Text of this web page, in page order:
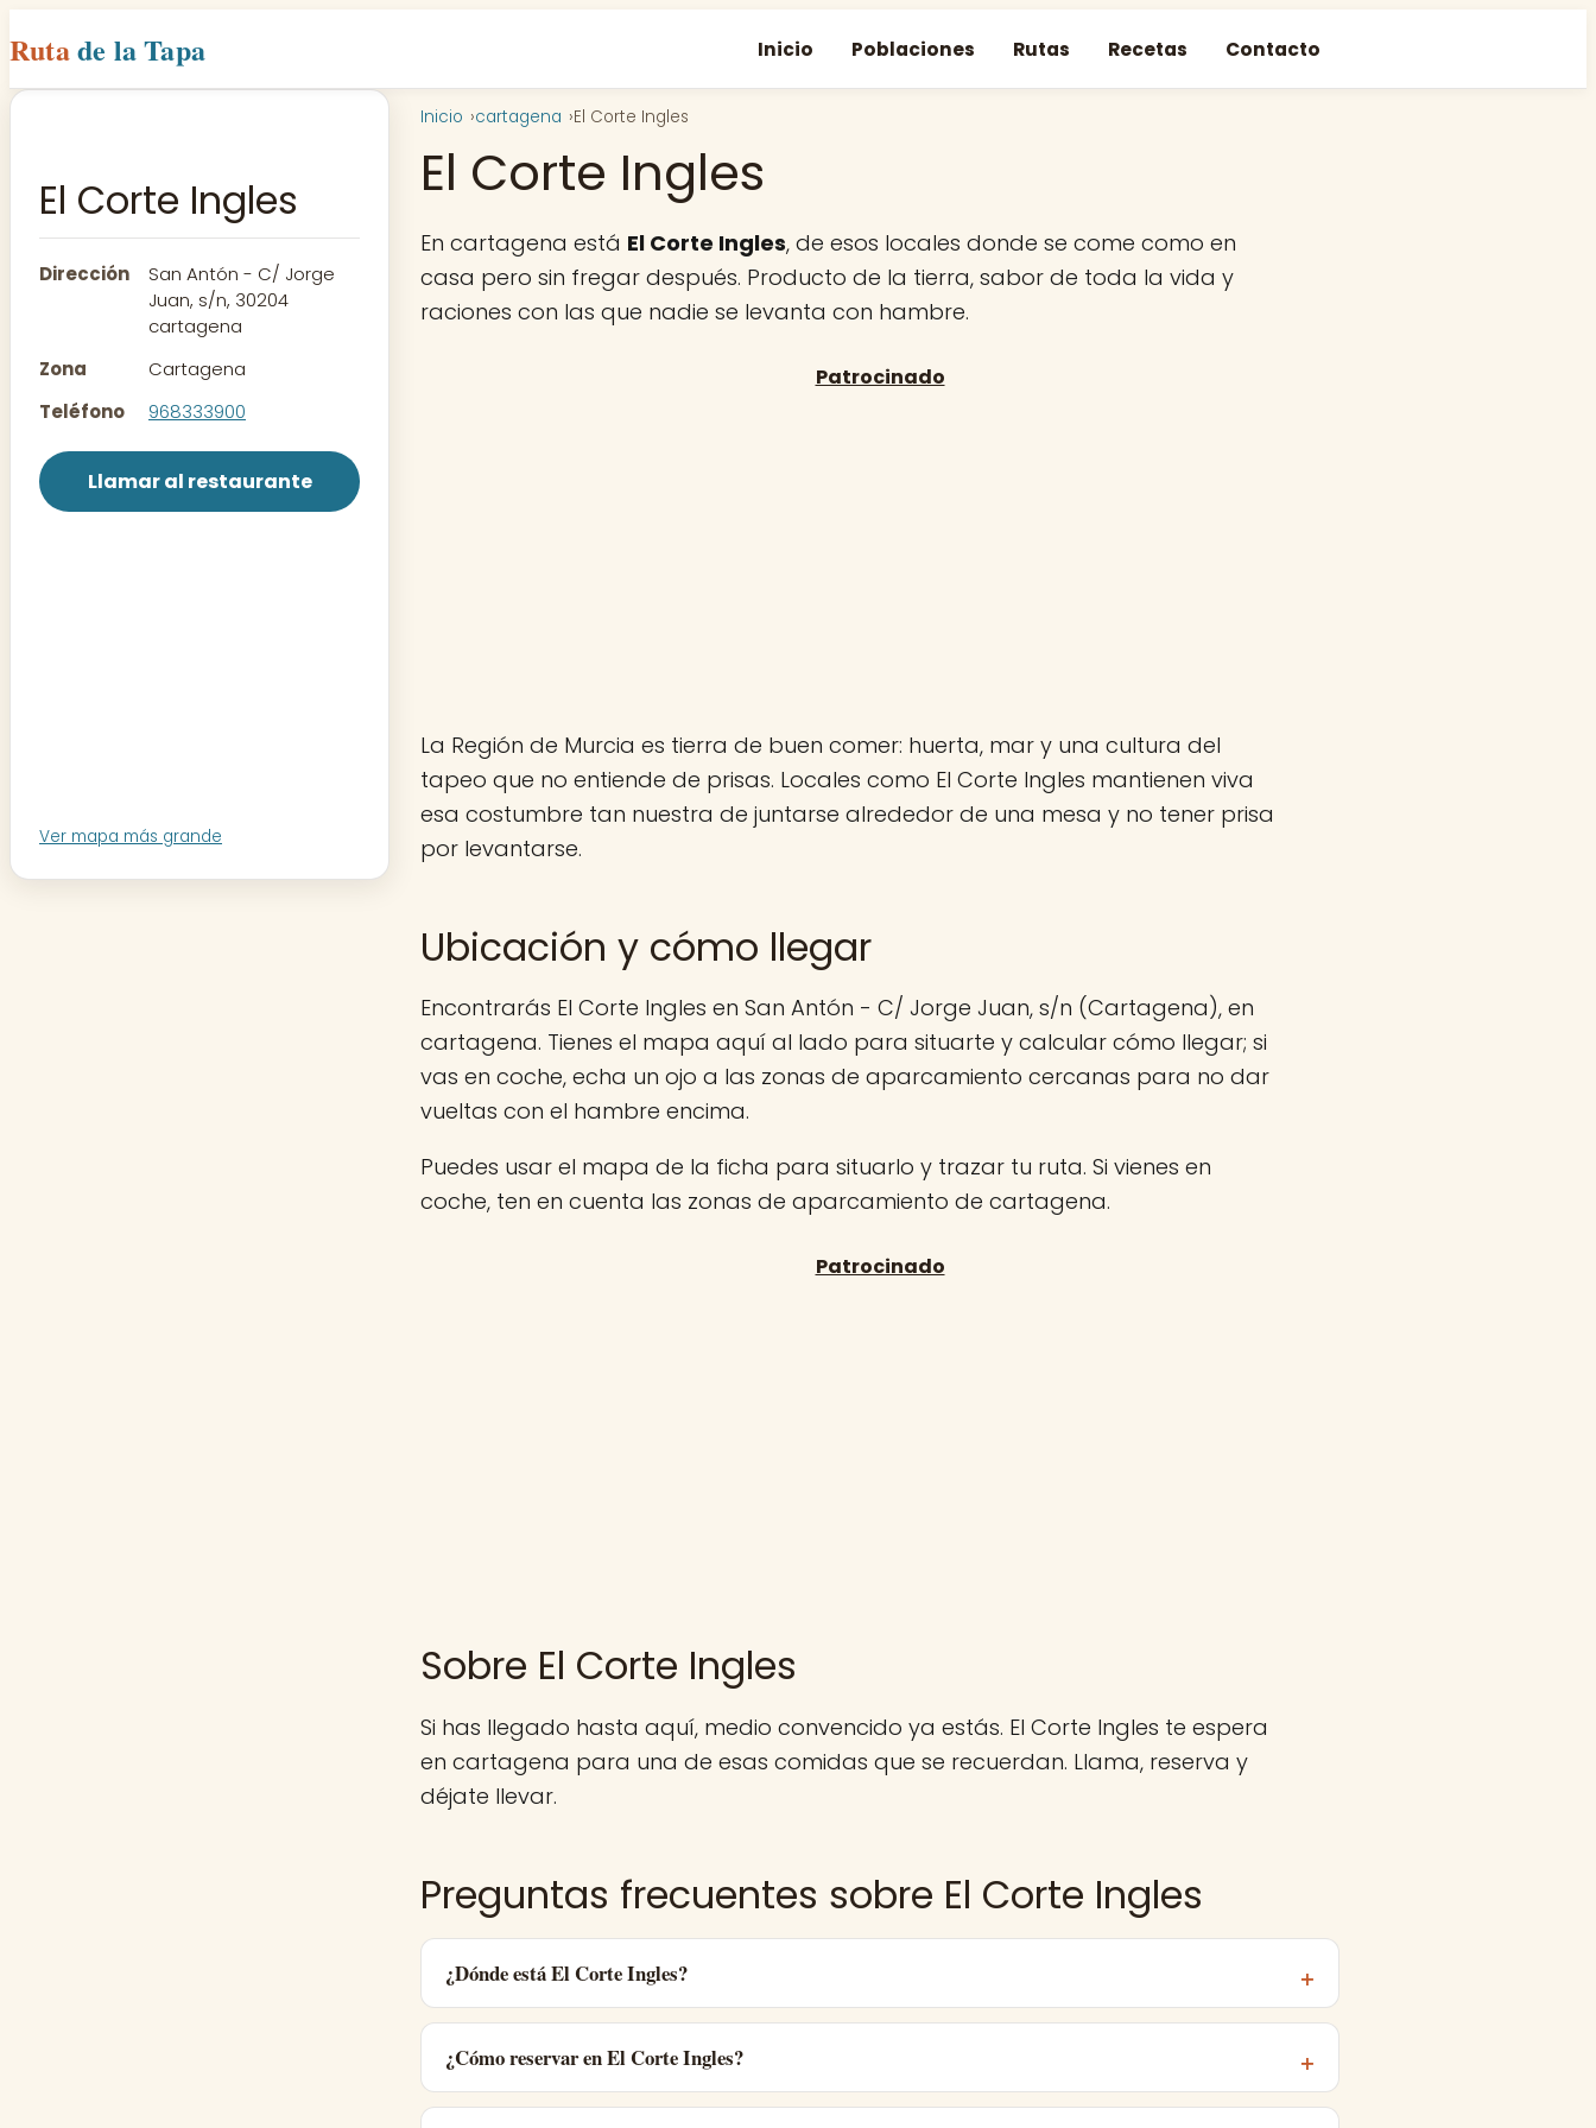
Rutade la Tapa Inicio Poblaciones Rutas Recetas Contacto
El Corte Ingles
Dirección
San Antón - C/ Jorge
Juan, s/n, 30204
cartagena
Zona
Cartagena
Teléfono
968333900
Llamar al restaurante
Ver mapa más grande
Inicio cartagena El Corte Ingles
El Corte Ingles
En cartagena está El Corte Ingles, de esos locales donde se come como en
casa pero sin fregar después. Producto de la tierra, sabor de toda la vida y
raciones con las que nadie se levanta con hambre.
La Región de Murcia es tierra de buen comer: huerta, mar y una cultura del
tapeo que no entiende de prisas. Locales como El Corte Ingles mantienen viva
esa costumbre tan nuestra de juntarse alrededor de una mesa y no tener prisa
por levantarse.
Ubicación y cómo llegar
Encontrarás El Corte Ingles en San Antón - C/ Jorge Juan, s/n (Cartagena), en
cartagena. Tienes el mapa aquí al lado para situarte y calcular cómo llegar; si
vas en coche, echa un ojo a las zonas de aparcamiento cercanas para no dar
vueltas con el hambre encima.
Puedes usar el mapa de la ficha para situarlo y trazar tu ruta. Si vienes en
coche, ten en cuenta las zonas de aparcamiento de cartagena.
Sobre El Corte Ingles
Si has llegado hasta aquí, medio convencido ya estás. El Corte Ingles te espera
en cartagena para una de esas comidas que se recuerdan. Llama, reserva y
déjate llevar.
Preguntas frecuentes sobre El Corte Ingles
¿Dónde está El Corte Ingles?
¿Cómo reservar en El Corte Ingles?